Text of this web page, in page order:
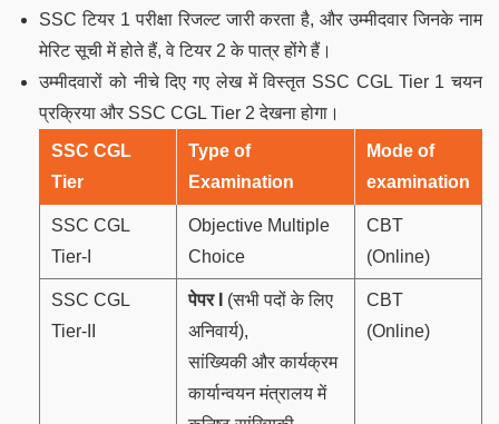
SSC टियर 1 परीक्षा रिजल्ट जारी करता है, और उम्मीदवार जिनके नाम
मेरिट सूची में होते हैं, वे टियर 2 के पात्र होंगे हैं।
उम्मीदवारों को नीचे दिए गए लेख में विस्तृत SSC CGL Tier 1 चयन
प्रक्रिया और SSC CGL Tier 2 देखना होगा।
SSC CGL
Tier
Type of
Examination
Mode of
examination
SSC CGL
Tier-I
Objective Multiple
Choice
CBT
(Online)
SSC CGL
Tier-II
पेपर I
(सभी पदों के लिए
अनिवार्य),
सांख्यिकी और कार्यक्रम
कार्यान्वयन मंत्रालय में
CBT
(Online)